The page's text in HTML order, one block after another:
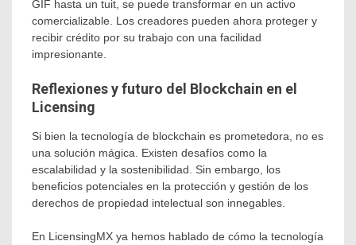
GIF hasta un tuit, se puede transformar en un activo
comercializable. Los creadores pueden ahora proteger y
recibir crédito por su trabajo con una facilidad
impresionante.
Reflexiones y futuro del Blockchain en el
Licensing
Si bien la tecnología de blockchain es prometedora, no es
una solución mágica. Existen desafíos como la
escalabilidad y la sostenibilidad. Sin embargo, los
beneficios potenciales en la protección y gestión de los
derechos de propiedad intelectual son innegables.
En LicensingMX ya hemos hablado de cómo la tecnología